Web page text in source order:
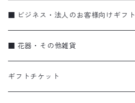
アレンジメント
季節のギフト（リース・しめ縄）
蘭
お誕生日
お祝い・特別な日に
弔事
■ ビジネス・法人のお客様向けギフト
蘭
ブーケ・花束
■ 花器・その他雑貨
ギフトチケット